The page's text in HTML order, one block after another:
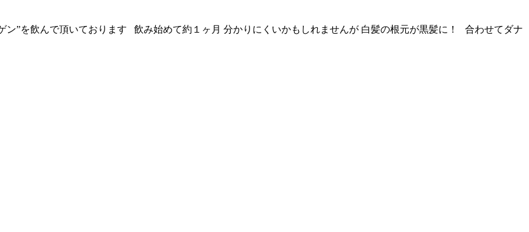
ン”を飲んで頂いております 飲み始めて約１ヶ月 分かりにくいかもしれませんが 白髪の根元が黒髪に！ 合わせてダナ